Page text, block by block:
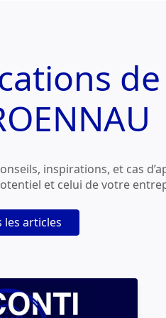
de
inspirations, et cas
et celui de votre
les articles